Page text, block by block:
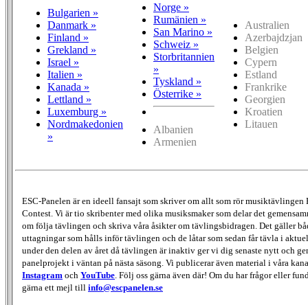
Bulgarien »
Danmark »
Finland »
Grekland »
Israel »
Italien »
Kanada »
Lettland »
Luxemburg »
Nordmakedonien
»
Norge »
Rumänien »
San Marino »
Schweiz »
Storbritannien
»
Tyskland »
Österrike »
Albanien
Armenien
Australien
Azerbajdzjan
Belgien
Cypern
Estland
Frankrike
Georgien
Kroatien
Litauen
ESC-Panelen är en ideell fansajt som skriver om allt som rör musiktävlingen
Contest. Vi är tio skribenter med olika musiksmaker som delar det
om följa tävlingen och skriva våra åsikter om tävlingsbidragen. Det gäller
uttagningar som hålls inför tävlingen och de låtar som sedan får tävla i
under den delen av året då tävlingen är inaktiv ger vi dig senaste nytt och
panelprojekt i väntan på nästa säsong. Vi publicerar även material i våra
Instagram och YouTube. Följ oss gärna även där! Om du har frågor eller
gärna ett mejl till info@escpanelen.se